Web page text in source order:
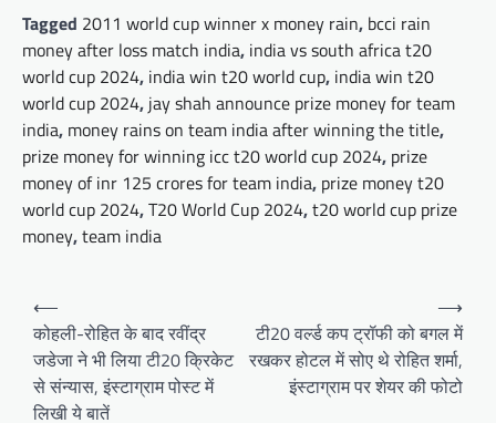
Tagged 2011 world cup winner x money rain, bcci rain
money after loss match india, india vs south africa t20
world cup 2024, india win t20 world cup, india win t20
world cup 2024, jay shah announce prize money for team
india, money rains on team india after winning the title,
prize money for winning icc t20 world cup 2024, prize
money of inr 125 crores for team india, prize money t20
world cup 2024,T20 World Cup 2024,t20 world cup prize
money,team india
Post
navigation
⟵
कोहली-रोहित के बाद रवींद्र
जडेजा ने भी लिया टी20 क्रिकेट
से संन्यास, इंस्टाग्राम पोस्ट में
लिखी ये बातें
टी20 वर्ल्ड कप ट्रॉफी को बगल में
रखकर होटल में सोए थे रोहित शर्मा,
इंस्टाग्राम पर शेयर की फोटो
⟶